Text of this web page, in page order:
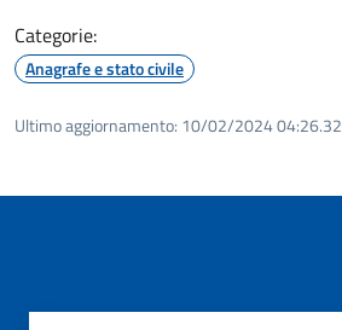
Categorie:
Anagrafe e stato civile
Ultimo aggiornamento: 10/02/2024 04:26.32